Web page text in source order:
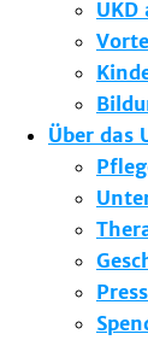
UKD
Über das